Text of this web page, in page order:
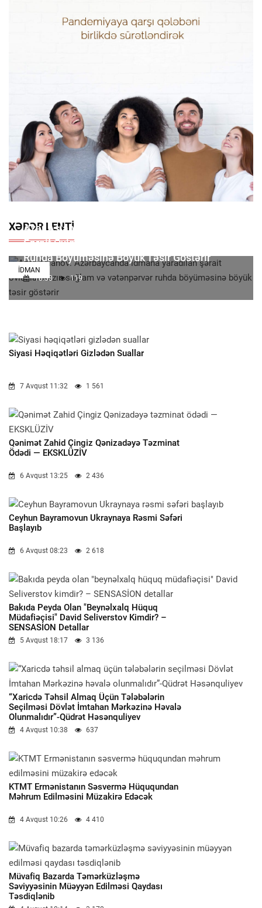
XƏBƏR LENTI
İDMAN
Azər Aslanov: Azərbaycanda Idmana Yaradılan
Şərait Övladlarımızın Sağlam Və Vətənpərvər
Ruhda Böyüməsinə Böyük Təsir Göstərir
18:33 119
Siyasi Həqiqətləri Gizlədən Suallar
7 Avqust 11:32 1 561
Qənimət Zahid Çingiz Qənizadəyə Təzminat
Ödədi — EKSKLÜZİV
6 Avqust 13:25 2 436
Ceyhun Bayramovun Ukraynaya Rəsmi Səfəri
Başlayıb
6 Avqust 08:23 2 618
Bakıda Peyda Olan "beynəlxalq Hüquq
Müdafiəçisi" David Seliverstov Kimdir? –
SENSASİON Detallar
5 Avqust 18:17 3 136
“Xaricdə Təhsil Almaq Üçün Tələbələrin
Seçilməsi Dövlət İmtahan Mərkəzinə Həvalə
Olunmalıdır”-Qüdrət Həsənquliyev
4 Avqust 10:38 637
KTMT Ermənistanın Səsvermə Hüququndan
Məhrum Edilməsini Müzakirə Edəcək
4 Avqust 10:26 4 410
Müvafiq Bazarda Təmərküzləşmə
Səviyyəsinin Müəyyən Edilməsi Qaydası
Təsdiqlənib